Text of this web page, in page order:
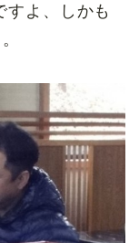
すよ、しかも